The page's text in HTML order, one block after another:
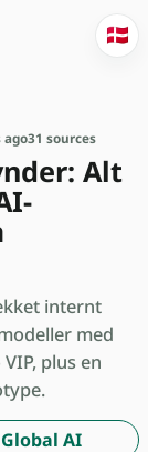
🇩🇰
ago31 sources
Alt
internt
med
plus en
AI